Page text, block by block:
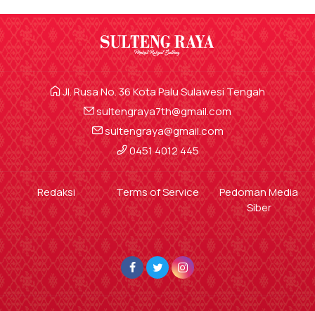
Jl. Rusa No. 36 Kota Palu Sulawesi Tengah
sultengraya7th@gmail.com
sultengraya@gmail.com
0451 4012 445
Redaksi Terms of Service
Pedoman Media
Siber